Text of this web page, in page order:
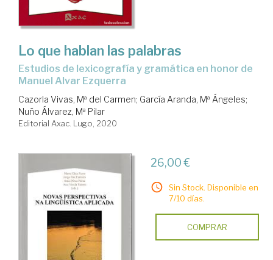
Lo que hablan las palabras
estudios de lexicografía y gramática en honor de
Manuel Alvar Ezquerra
Cazorla Vivas, Mª del Carmen; García Aranda, Mª Ángeles;
Nuño Álvarez, Mª Pilar
Editorial Axac. Lugo, 2020
26,00 €
Sin Stock. Disponible en
7/10 días.
COMPRAR